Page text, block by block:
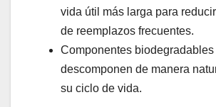
vida útil más larga para
de reemplazos frecuentes.
Componentes
descomponen de manera
su ciclo de vida.